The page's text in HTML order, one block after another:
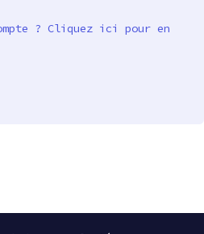
? Cliquez ici pour en